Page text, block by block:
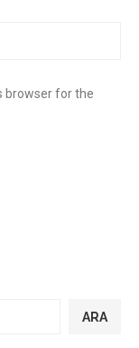
browser for the
ARA